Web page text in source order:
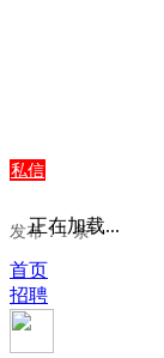
私信
发布：1 条
正在加载...
首页
招聘